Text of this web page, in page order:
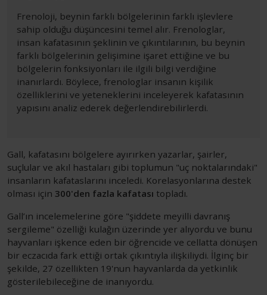
Frenoloji, beynin farklı bölgelerinin farklı işlevlere
sahip olduğu düşüncesini temel alır. Frenologlar,
insan kafatasının şeklinin ve çıkıntılarının, bu beynin
farklı bölgelerinin gelişimine işaret ettiğine ve bu
bölgelerin fonksiyonları ile ilgili bilgi verdiğine
inanırlardı. Böylece, frenologlar insanın kişilik
özelliklerini ve yeteneklerini inceleyerek kafatasının
yapısını analiz ederek değerlendirebilirlerdi.
Gall, kafatasını bölgelere ayırırken yazarlar, şairler,
suçlular ve akıl hastaları gibi toplumun "uç noktalarındaki"
insanların kafataslarını inceledi. Korelasyonlarına destek
olması için 300'den fazla kafatası topladı.
Gall’ın incelemelerine göre "şiddete meyilli davranış
sergileme" özelliği kulağın üzerinde yer alıyordu ve bunu
hayvanları işkence eden bir öğrencide ve cellatta dönüşen
bir eczacıda fark ettiği ortak çıkıntıyla ilişkiliydi. İlginç bir
şekilde, 27 özellikten 19'nun hayvanlarda da yetkinlik
gösterilebileceğine de inanıyordu.